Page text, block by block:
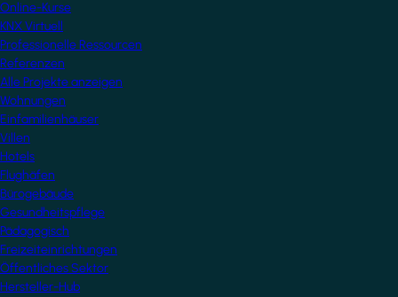
Online-Kurse
KNX Virtuell
Professionelle Ressourcen
Referenzen
Alle Projekte anzeigen
Wohnungen
Einfamilienhäuser
Villen
Hotels
Flughäfen
Bürogebäude
Gesundheitspflege
Pädagogisch
Freizeiteinrichtungen
Öffentliches Sektor
Hersteller-Hub